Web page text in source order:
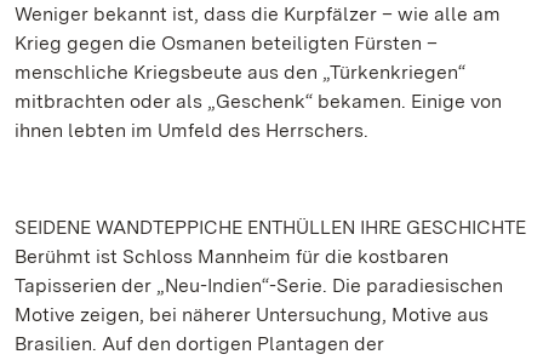
Weniger bekannt ist, dass die Kurpfälzer – wie alle am
Krieg gegen die Osmanen beteiligten Fürsten –
menschliche Kriegsbeute aus den „Türkenkriegen“
mitbrachten oder als „Geschenk“ bekamen. Einige von
ihnen lebten im Umfeld des Herrschers.
SEIDENE WANDTEPPICHE ENTHÜLLEN IHRE GESCHICHTE
Berühmt ist Schloss Mannheim für die kostbaren
Tapisserien der „Neu-Indien“-Serie. Die paradiesischen
Motive zeigen, bei näherer Untersuchung, Motive aus
Brasilien. Auf den dortigen Plantagen der